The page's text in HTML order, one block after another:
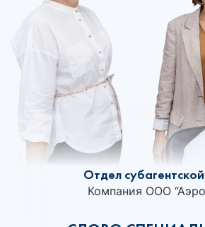
Отдел
Компания ООО